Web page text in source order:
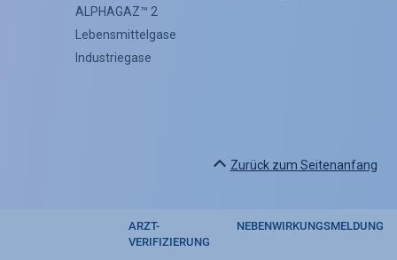
(Footer)
ALPHAGAZ™ 2
Lebensmittelgase
Industriegase
Zurück zum Seitenanfang
Footer
ARZT-
VERIFIZIERUNG
NEBENWIRKUNGSMELDUNG